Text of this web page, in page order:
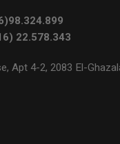
22.578.343
Apt 4-2, 2083 El-